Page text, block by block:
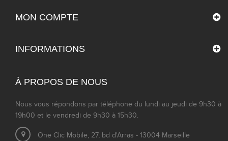
MON COMPTE
INFORMATIONS
À PROPOS DE NOUS
Nous vous répondons par téléphone du lundi au jeudi de 9h30 à
19h00 et le vendredi de 9h30 à 15h30.
One Clic Mobile, 27, bd d'Arras - 13004 Marseille